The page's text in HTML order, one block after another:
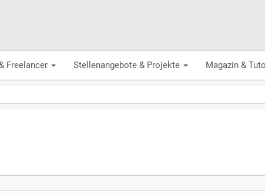
Freelancer Stellenangebote & Projekte Magazin &